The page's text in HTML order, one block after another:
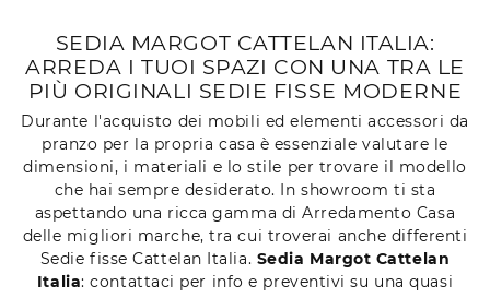
SEDIA MARGOT CATTELAN ITALIA:
ARREDA I TUOI SPAZI CON UNA TRA LE
PIÙ ORIGINALI SEDIE FISSE MODERNE
Durante l'acquisto dei mobili ed elementi accessori da
pranzo per la propria casa è essenziale valutare le
dimensioni, i materiali e lo stile per trovare il modello
che hai sempre desiderato. In showroom ti sta
aspettando una ricca gamma di Arredamento Casa
delle migliori marche, tra cui troverai anche differenti
Sedie fisse Cattelan Italia. Sedia Margot Cattelan
Italia: contattaci per info e preventivi su una quasi